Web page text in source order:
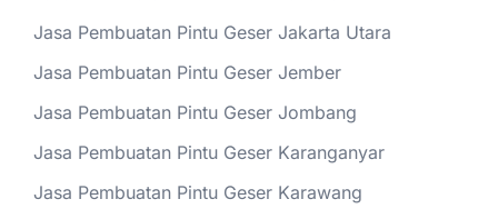
Jasa Pembuatan Pintu Geser Jakarta Utara
Jasa Pembuatan Pintu Geser Jember
Jasa Pembuatan Pintu Geser Jombang
Jasa Pembuatan Pintu Geser Karanganyar
Jasa Pembuatan Pintu Geser Karawang